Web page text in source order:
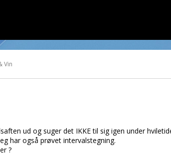
Vin
ud og suger det IKKE til sig igen under
har også prøvet intervalstegning.
?